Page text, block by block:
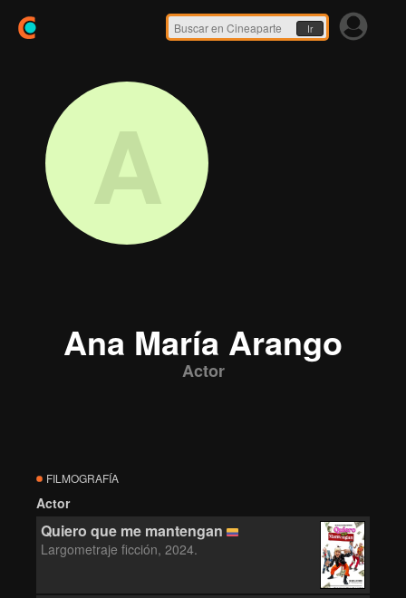
Ir
A
Ana María Arango
Actor
FILMOGRAFÍA
Actor
Quiero que me mantengan
Largometraje ficción, 2024.